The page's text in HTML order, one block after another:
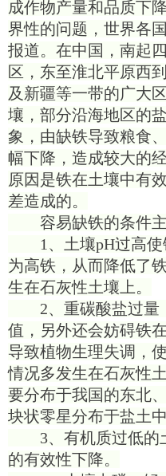
成作物产量和品质下
界性的问题，世界各
报道。在中国，南起
区，东至淮北平原西
及新疆等一带的广大
壤，部分沿海地区的
象，由缺铁导致粮食
幅下降，造成较大的
原因是铁在土壤中有
差造成的。
容易缺铁的条件主
1、土壤pH过高使
为高铁，从而降低了
生在石灰性土壤上。
2、重碳酸盐过量
值，另外还会妨碍铁
导致植物生理失调，
情况多发生在石灰性
要分布于我国的东北
块状零星分布于盐土中
3、有机质过低的
的有效性下降。